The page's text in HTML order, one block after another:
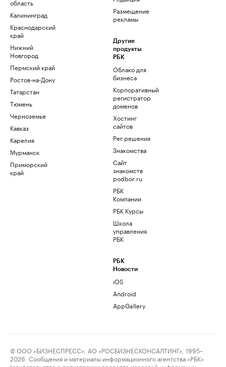
область
Калининград
Краснодарский
край
Нижний
Новгород
Пермский край
Ростов-на-Дону
Татарстан
Тюмень
Черноземье
Кавказ
Карелия
Мурманск
Приморский
край
Размещение
рекламы
Другие
продукты
РБК
Облако для
бизнеса
Корпоративный
регистратор
доменов
Хостинг
сайтов
Рег.решения
Знакомства
Сайт
знакомств
podbor.ru
РБК
Компании
РБК Курсы
Школа
управления
РБК
РБК
Новости
iOS
Android
AppGallery
© ООО «БИЗНЕСПРЕСС», АО «РОСБИЗНЕСКОНСАЛТИНГ», 1995–
2026. Сообщения и материалы информационного агентства «РБК»